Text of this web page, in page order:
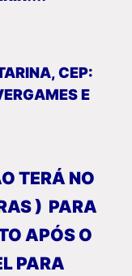
CEP:
E
TERÁ NO
) PARA
APÓS O
PARA